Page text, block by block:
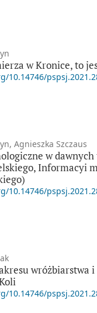
w Kronice, to
10.14746/
Agnieszka Szczaus
w
Informacyi
10.14746/
wróżbiarstwa
10.14746/